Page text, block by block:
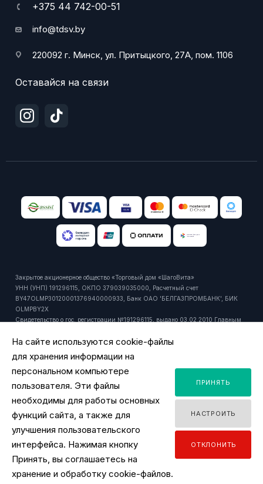
+375 44 742-00-51
info@tdsv.by
220092 г. Минск, ул. Притыцкого, 27А, пом. 1106
Оставайся на связи
Закрытое акционерное общество «Торговый дом «ШагоВита»
УНН (УНП) 191296115, ОКПО 379039035000, Расчетный счет
BY47OLMP30120001376940000933, Банк ОАО 'БЕЛГАЗПРОМБАНК', БИК
OLMPBY2X
Свидетельство о гос. регистрации №191296115, выдано 03.02.2010 Главным
Регистрационный номер в торговом реестре: 429916 от 24.10.2018г.
пом. 1106.
Время работы офиса - ПН-ПТ 9:00 - 18:00.
Время работы интернет-магазина - ПН-ПТ 09:00 - 18:00
Уполномоченный продавцом на рассмотрение обращений покупателей:
заместитель директора по розничной торговле, тел. +375 44 518 45 53, email:
y.ignatovich@tdsv.by
органов по месту государственной регистрации ЗАО "ТД "ШагоВита",
уполномоченных рассматривать обращения покупателей: Минский городской
исполнительный комитет, главное управление торговли и услуг: +375 17
На сайте используются cookie-файлы
для хранения информации на
персональном компьютере
пользователя. Эти файлы
необходимы для работы основных
функций сайта, а также для
улучшения пользовательского
интерфейса. Нажимая кнопку
Принять, вы соглашаетесь на
хранение и обработку cookie-файлов.
ПРИНЯТЬ
НАСТРОИТЬ
ОТКЛОНИТЬ